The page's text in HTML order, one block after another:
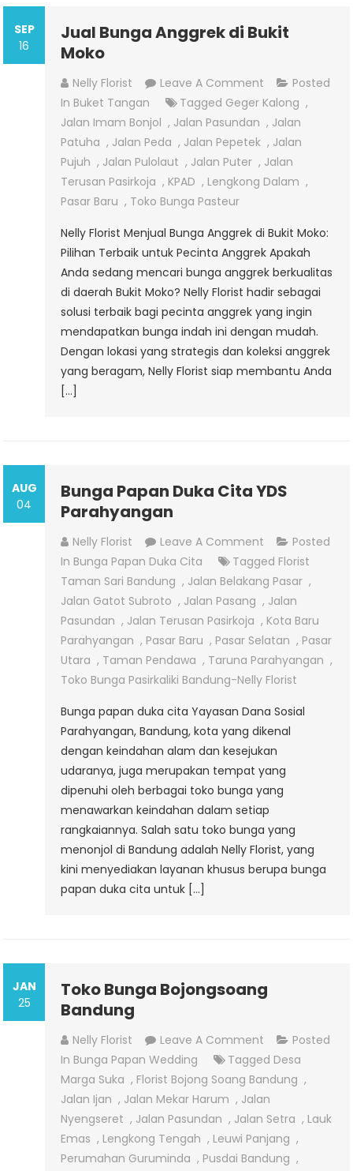
SEP
16
Jual Bunga Anggrek di Bukit
Moko
Nelly Florist Leave A Comment On
Jual
Bunga
Anggrek
Di
Bukit
Posted
In Buket Tangan Tagged Geger Kalong ,
Jalan Imam Bonjol , Jalan Pasundan , Jalan
Patuha , Jalan Peda , Jalan Pepetek , Jalan
Pujuh , Jalan Pulolaut , Jalan Puter , Jalan
Terusan Pasirkoja , KPAD , Lengkong Dalam ,
Pasar Baru , Toko Bunga Pasteur
Nelly Florist Menjual Bunga Anggrek di Bukit Moko:
Pilihan Terbaik untuk Pecinta Anggrek Apakah
Anda sedang mencari bunga anggrek berkualitas
di daerah Bukit Moko? Nelly Florist hadir sebagai
solusi terbaik bagi pecinta anggrek yang ingin
mendapatkan bunga indah ini dengan mudah.
Dengan lokasi yang strategis dan koleksi anggrek
yang beragam, Nelly Florist siap membantu Anda
[…]
AUG
04
Bunga Papan Duka Cita YDS
Parahyangan
Nelly Florist Leave A Comment On
Bunga
Papan
Duka
Cita
YDS
Parahyangan
Posted
In Bunga Papan Duka Cita Tagged Florist
Taman Sari Bandung , Jalan Belakang Pasar ,
Jalan Gatot Subroto , Jalan Pasang , Jalan
Pasundan , Jalan Terusan Pasirkoja , Kota Baru
Parahyangan , Pasar Baru , Pasar Selatan , Pasar
Utara , Taman Pendawa , Taruna Parahyangan ,
Toko Bunga Pasirkaliki Bandung-Nelly Florist
Bunga papan duka cita Yayasan Dana Sosial
Parahyangan, Bandung, kota yang dikenal
dengan keindahan alam dan kesejukan
udaranya, juga merupakan tempat yang
dipenuhi oleh berbagai toko bunga yang
menawarkan keindahan dalam setiap
rangkaiannya. Salah satu toko bunga yang
menonjol di Bandung adalah Nelly Florist, yang
kini menyediakan layanan khusus berupa bunga
papan duka cita untuk […]
JAN
25
Toko Bunga Bojongsoang
Bandung
Nelly Florist Leave A Comment On
Toko
Bunga
Bojongsoang
Bandung
Posted
In Bunga Papan Wedding Tagged Desa
Marga Suka , Florist Bojong Soang Bandung ,
Jalan Ijan , Jalan Mekar Harum , Jalan
Nyengseret , Jalan Pasundan , Jalan Setra , Lauk
Emas , Lengkong Tengah , Leuwi Panjang ,
Perumahan Guruminda , Pusdai Bandung ,